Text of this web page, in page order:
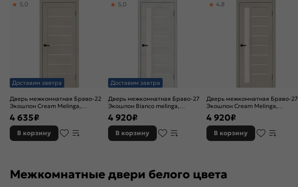
Доставим завтра
Дверь межкомнатная Браво-22
Экошпон Cream Melinga,
остекленная, magic fog, царговая
5,0
4 635₽
В корзину
Доставим завтра
Дверь межкомнатная Браво-27
Экошпон Bianco melinga,
остекленная, magic fog, царговая
5,0
4 920₽
В корзину
Дверь межкомнатная Браво-27
Экошпон Cream Melinga,
остекленная, magic fog, без
кромки, царговая
4,8
4 920₽
В корзину
Межкомнатные двери белого цвета